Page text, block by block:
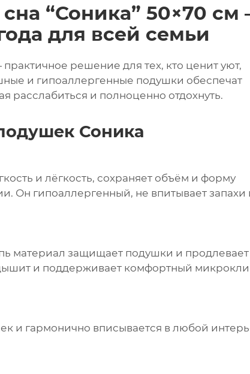
“Соника” 50×70 см
для всей семьи
решение для тех, кто ценит уют,
и гипоаллергенные подушки обеспечат
и полноценно отдохнуть.
Соника
и лёгкость, сохраняет объём и форму
Он гипоаллергенный, не впитывает запахи
материал защищает подушки и продлевает
и поддерживает комфортный
и гармонично вписывается в любой